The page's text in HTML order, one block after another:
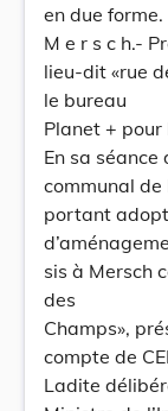
en due forme.
M e r s c h.-
lieu-dit «rue
le bureau
Planet + pour
En sa
communal
portant
sis à Mersch
des
Champs»,
compte de
Ladite